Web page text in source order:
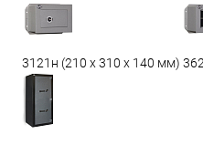
3121н (210 х 310 х 140 мм)